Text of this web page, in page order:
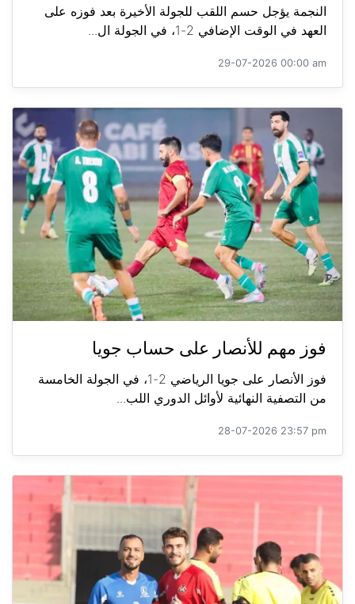
النجمة يؤجل حسم اللقب للجولة الأخيرة بعد فوزه على
العهد في الوقت الإضافي 2-1، في الجولة ال...
29-07-2026 00:00 am
فوز مهم للأنصار على حساب جويا
فوز الأنصار على جويا الرياضي 2-1، في الجولة الخامسة
من التصفية النهائية لأوائل الدوري اللب...
28-07-2026 23:57 pm